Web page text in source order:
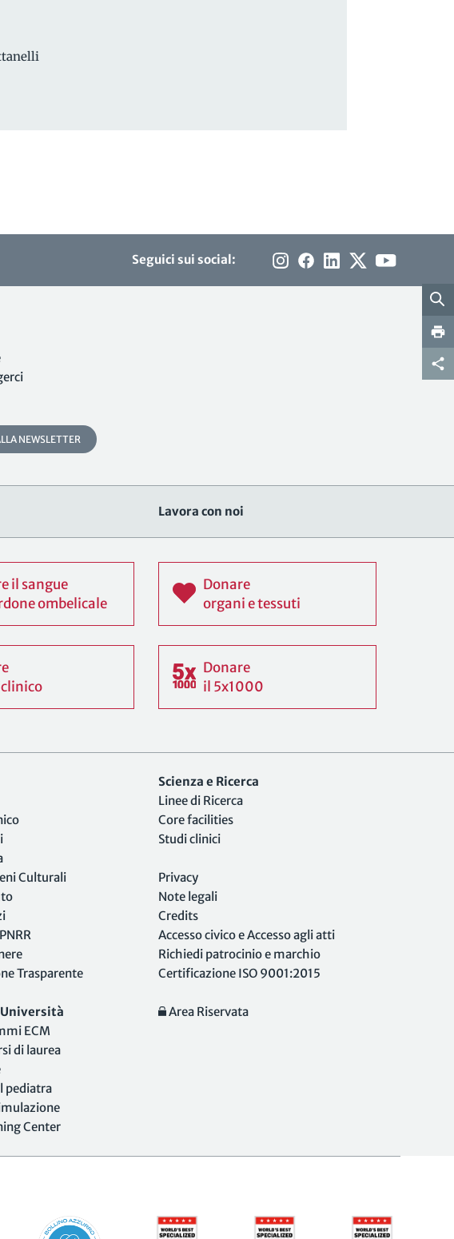
Seguici sui social:
NEWSLETTER
Lavora con noi
il sangue
ombelicale
Donare
organi e tessuti
Donare
il 5x1000
Culturali
Trasparente
ECM
di laurea
pediatra
Center
Scienza e Ricerca
Linee di Ricerca
Core facilities
Studi clinici
Privacy
Note legali
Credits
Accesso civico e Accesso agli atti
Richiedi patrocinio e marchio
Certificazione ISO 9001:2015
Area Riservata